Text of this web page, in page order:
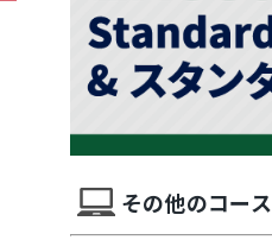
その他のコース